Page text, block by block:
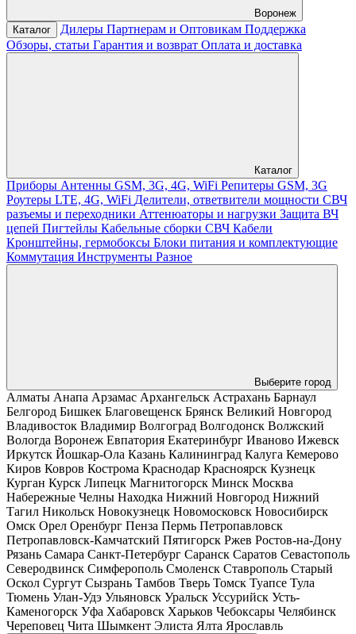
Воронеж
Каталог
Дилеры Партнерам и Оптовикам Поддержка
Обзоры, статьи Гарантия и возврат Оплата и доставка
Каталог
Приборы Антенны GSM, 3G, 4G, WiFi Репитеры GSM, 3G
Роутеры LTE, 4G, WiFi Делители, ответвители мощности СВЧ
разъемы и переходники Аттенюаторы и нагрузки Защита ВЧ
цепей Пигтейлы Кабельные сборки СВЧ Кабели
Кронштейны, гермобоксы Блоки питания и комплектующие
Коммутация Инструменты Разное
Выберите город
Алматы Анапа Арзамас Архангельск Астрахань Барнаул
Белгород Бишкек Благовещенск Брянск Великий Новгород
Владивосток Владимир Волгоград Волгодонск Волжский
Вологда Воронеж Евпатория Екатеринбург Иваново Ижевск
Иркутск Йошкар-Ола Казань Калининград Калуга Кемерово
Киров Ковров Кострома Краснодар Красноярск Кузнецк
Курган Курск Липецк Магнитогорск Минск Москва
Набережные Челны Находка Нижний Новгород Нижний
Тагил Никольск Новокузнецк Новомосковск Новосибирск
Омск Орел Оренбург Пенза Пермь Петропавловск
Петропавловск-Камчатский Пятигорск Ржев Ростов-на-Дону
Рязань Самара Санкт-Петербург Саранск Саратов Севастополь
Северодвинск Симферополь Смоленск Ставрополь Старый
Оскол Сургут Сызрань Тамбов Тверь Томск Туапсе Тула
Тюмень Улан-Удэ Ульяновск Уральск Уссурийск Усть-
Каменогорск Уфа Хабаровск Харьков Чебоксары Челябинск
Череповец Чита Шымкент Элиста Ялта Ярославль